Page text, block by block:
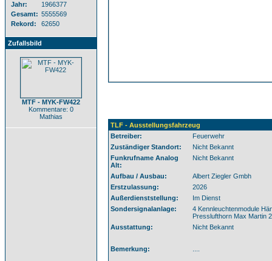
Jahr:
1966377
Gesamt: 5555569
Rekord:
62650
Zufallsbild
MTF - MYK-FW422
Kommentare: 0
Mathias
TLF - Ausstellungsfahrzeug
Betreiber:
Feuerwehr
Zuständiger Standort:
Nicht Bekannt
Funkrufname Analog
Alt:
Nicht Bekannt
Aufbau / Ausbau:
Albert Ziegler Gmbh
Erstzulassung:
2026
Außerdienststellung:
Im Dienst
Sondersignalanlage:
4 Kennleuchtenmodule
Presslufthorn Max Martin
Ausstattung:
Nicht Bekannt
Bemerkung: